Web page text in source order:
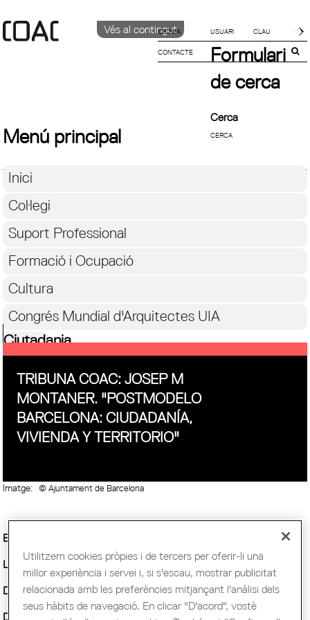
Vés al contingut
IDIOMA
CATALÀ
CONTACTE
Formulari
de cerca
Cerca
Menú principal
Inici
Col·legi
Suport Professional
Formació i Ocupació
Cultura
Congrés Mundial d'Arquitectes UIA
Ciutadania
TRIBUNA COAC: JOSEP M
MONTANER. "POSTMODELO
BARCELONA: CIUDADANÍA,
VIVIENDA Y TERRITORIO"
Imatge: © Ajuntament de Barcelona
Entitat Organitzadora :
Lloc:Sala de Actos del COAC
Demarcació :Barcelona
Data inici : Dijous, 10 novembre, 2016
Utilitzem cookies pròpies i de tercers per oferir-li una
millor experiència i servei i, si s'escau, mostrar publicitat
relacionada amb les preferències mitjançant l'anàlisi dels
seus hàbits de navegació. En clicar "D'acord", vostè